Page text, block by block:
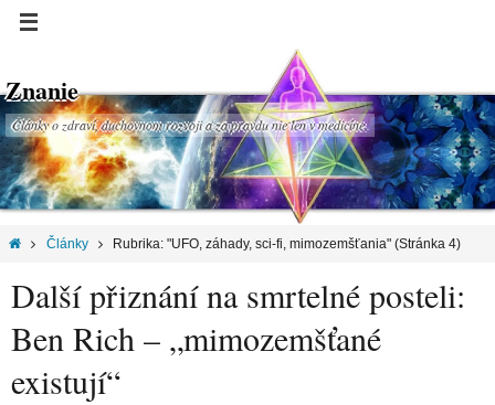
Znanie
Články o zdraví, duchovnom rozvoji a za pravdu nie len v medicíne.
Články Rubrika: "UFO, záhady, sci-fi, mimozemšťania" (Stránka 4)
Další přiznání na smrtelné posteli:
Ben Rich – „mimozemšťané
existují“